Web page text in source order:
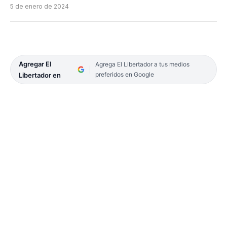
5 de enero de 2024
Agregar El
Libertador en
Agrega El Libertador a tus medios
preferidos en Google